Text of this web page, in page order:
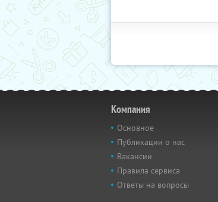
Компания
Основное
Публикации о нас
Вакансии
Правила сервиса
Ответы на вопросы